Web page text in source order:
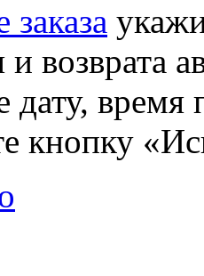
возврата
время
кнопку